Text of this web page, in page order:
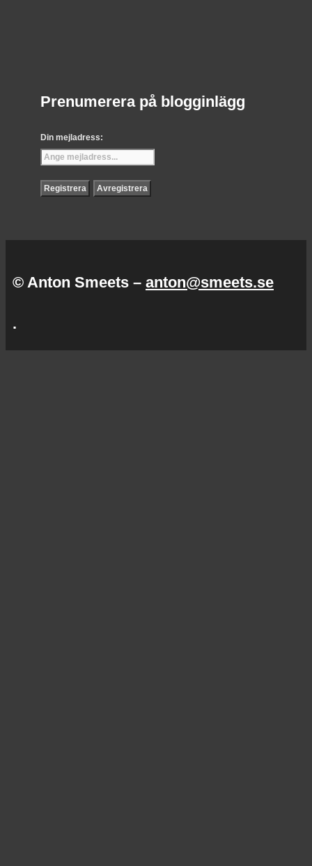
Prenumerera på blogginlägg
Din mejladress:
© Anton Smeets – anton@smeets.se
.